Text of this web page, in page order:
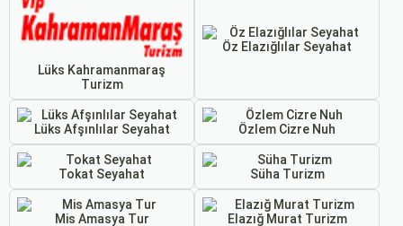
Lüks Kahramanmaraş
Turizm
Öz Elazığlılar Seyahat
Lüks Afşınlılar Seyahat Özlem Cizre Nuh
Tokat Seyahat Süha Turizm
Mis Amasya Tur Elazığ Murat Turizm